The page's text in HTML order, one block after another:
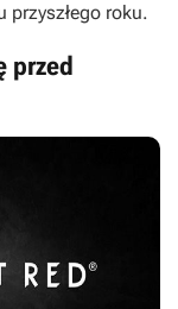
roku.
przed